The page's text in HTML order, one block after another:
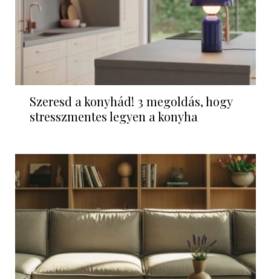
Szeresd a konyhád! 3 megoldás, hogy
stresszmentes legyen a konyha